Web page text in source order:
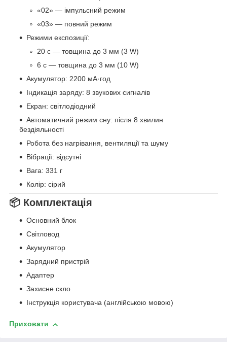
«02» — імпульсний режим
«03» — повний режим
Режими експозиції:
20 с — товщина до 3 мм (3 W)
6 с — товщина до 3 мм (10 W)
Акумулятор: 2200 мА·год
Індикація заряду: 8 звукових сигналів
Екран: світлодіодний
Автоматичний режим сну: після 8 хвилин
бездіяльності
Робота без нагрівання, вентиляції та шуму
Вібрації: відсутні
Вага: 331 г
Колір: сірий
📦 Комплектація
Основний блок
Світловод
Акумулятор
Зарядний пристрій
Адаптер
Захисне скло
Інструкція користувача (англійською мовою)
Приховати